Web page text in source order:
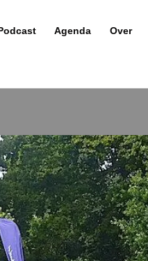
Agenda Over